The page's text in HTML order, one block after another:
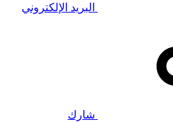
البريد الإلكتروني
شارك